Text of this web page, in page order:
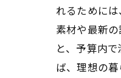
れるために
素材や最新
と、予算内
ば、理想の暮